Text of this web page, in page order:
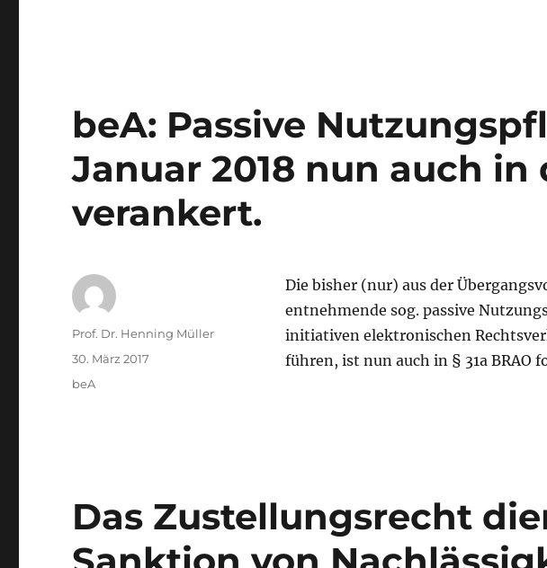
beA: Passive
Januar 2018 nun auch in
verankert.
Die bisher (nur) aus der
entnehmende sog. passive
initiativen elektronischen
führen, ist nun auch in § 31a BRAO
Autor
Prof. Dr. Henning Müller
Veröffentlicht
am
30. März 2017
Kategorien
beA
Das Zustellungsrecht